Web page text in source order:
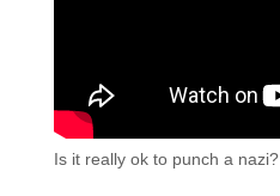
Is it really ok to punch a nazi?